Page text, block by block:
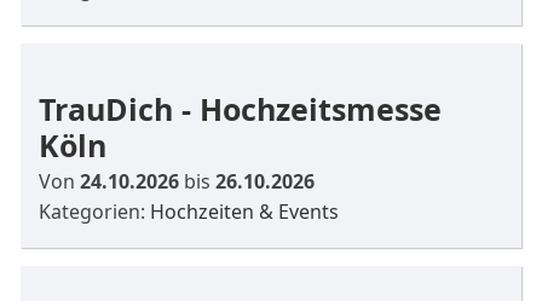
TrauDich - Hochzeitsmesse
Köln
Von24.10.2026 bis26.10.2026
Kategorien: Hochzeiten & Events